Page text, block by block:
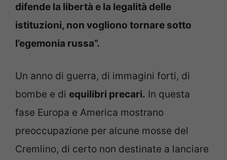
difende la libertà e la legalità delle
istituzioni, non vogliono tornare sotto
l’egemonia russa”.
Un anno di guerra, di immagini forti, di
bombe e di equilibri precari. In questa
fase Europa e America mostrano
preoccupazione per alcune mosse del
Cremlino, di certo non destinate a lanciare